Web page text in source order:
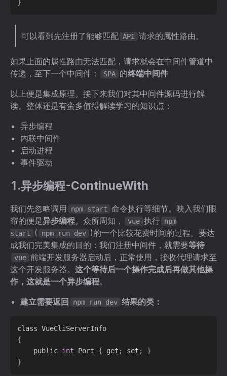
}
可以看到先注册了能够匹配 API 请求的属性路由。
如果上面的属性路由无法匹配，请求就会在中间件管道中
传递，至下一个中间件：
SPA 的终端中间件
以上便是集成原理。接下来我们对其中间件源码进行解
读。整体还是有蛮多值得解读学习的知识点：
异步编程
内联中间件
启动进程
事件驱动
1.异步编程-ContinueWith
我们先忽略调用 npm start 命令执行等细节。映入我们眼
帘的便是异步编程。众所周知， vue 执行 npm
start
( npm run dev )的一个比较花费时间的过程。要达
成我们完美集成的目的：我们注册中间件，就需要等待
vue 前端开发服务器启动后，正常使用，接收代理请求至
这个开发服务器。 这个等待后一个操作完成后再做其他操
作，这就是一个异步编程。
建立需要返回
npm run dev 结果的类：
{
    public
int Port { get ; set ;
}
}